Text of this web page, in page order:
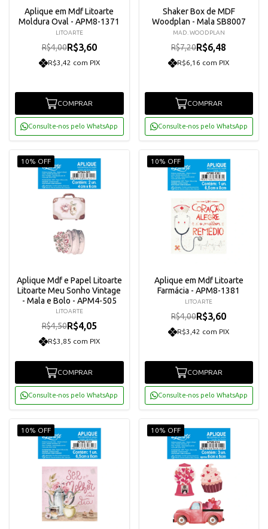
Aplique em Mdf Litoarte
Moldura Oval - APM8-1371
LITOARTE
R$4,00R$3,60
R$3,42 com PIX
COMPRAR
Consulte-nos pelo WhatsApp
Shaker Box de MDF
Woodplan - Mala SB8007
MAD. WOODPLAN
R$7,20R$6,48
R$6,16 com PIX
COMPRAR
Consulte-nos pelo WhatsApp
10% OFF
Aplique Mdf e Papel Litoarte
Litoarte Meu Sonho Vintage
- Mala e Bolo - APM4-505
LITOARTE
R$4,50R$4,05
R$3,85 com PIX
COMPRAR
Consulte-nos pelo WhatsApp
10% OFF
Aplique em Mdf Litoarte
Farmácia - APM8-1381
LITOARTE
R$4,00R$3,60
R$3,42 com PIX
COMPRAR
Consulte-nos pelo WhatsApp
10% OFF 10% OFF